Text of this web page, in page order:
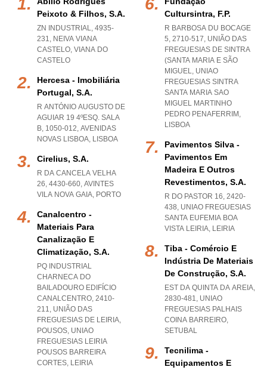
Peixoto & Filhos, S.a.
ZN INDUSTRIAL, 4935-
231, NEIVA VIANA
CASTELO, VIANA DO
CASTELO
Hercesa - Imobiliária
Portugal, S.a.
R ANTÓNIO AUGUSTO DE
AGUIAR 19 4ºESQ. SALA
B, 1050-012, AVENIDAS
NOVAS LISBOA, LISBOA
Cirelius, S.a.
R DA CANCELA VELHA
26, 4430-660, AVINTES
VILA NOVA GAIA, PORTO
Canalcentro -
Materiais Para
Canalização E
Climatização, S.a.
PQ INDUSTRIAL
CHARNECA DO
BAILADOURO EDIFÍCIO
CANALCENTRO, 2410-
211, UNIÃO DAS
FREGUESIAS DE LEIRIA,
POUSOS, UNIAO
FREGUESIAS LEIRIA
POUSOS BARREIRA
CORTES, LEIRIA
Cultursintra, F.p.
R BARBOSA DU BOCAGE
5, 2710-517, UNIÃO DAS
FREGUESIAS DE SINTRA
(SANTA MARIA E SÃO
MIGUEL, UNIAO
FREGUESIAS SINTRA
SANTA MARIA SAO
MIGUEL MARTINHO
PEDRO PENAFERRIM ,
LISBOA
Pavimentos Silva -
Pavimentos Em
Madeira E Outros
Revestimentos, S.a.
R DO PASTOR 16, 2420-
438, UNIAO FREGUESIAS
SANTA EUFEMIA BOA
VISTA LEIRIA, LEIRIA
Tiba - Comércio E
Indústria De Materiais
De Construção, S.a.
EST DA QUINTA DA AREIA,
2830-481, UNIAO
FREGUESIAS PALHAIS
COINA BARREIRO,
SETUBAL
Tecnilima -
Equipamentos E